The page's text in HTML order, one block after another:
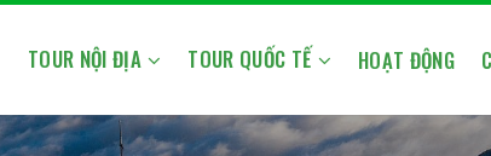
TOUR NỘI ĐỊA TOUR QUỐC TẾ HOẠT ĐỘNG